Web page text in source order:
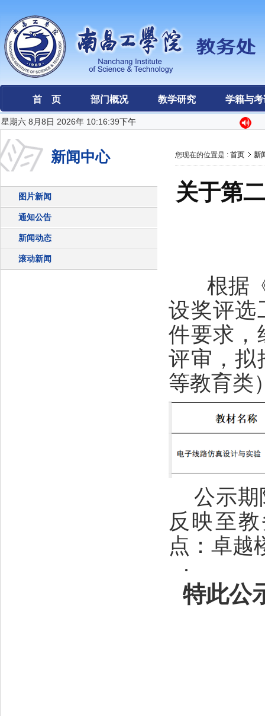
首 页 部门概况 教学研究 学籍与考
星期六 8月8日 2026年 10:16:39下午
新闻中心
图片新闻
通知公告
新闻动态
滚动新闻
您现在的位置是 : 首页 新
关于第
根据《
设奖评选
件要求，
评审，拟
等教育类
公示
反映至
点：卓越
·
特此公